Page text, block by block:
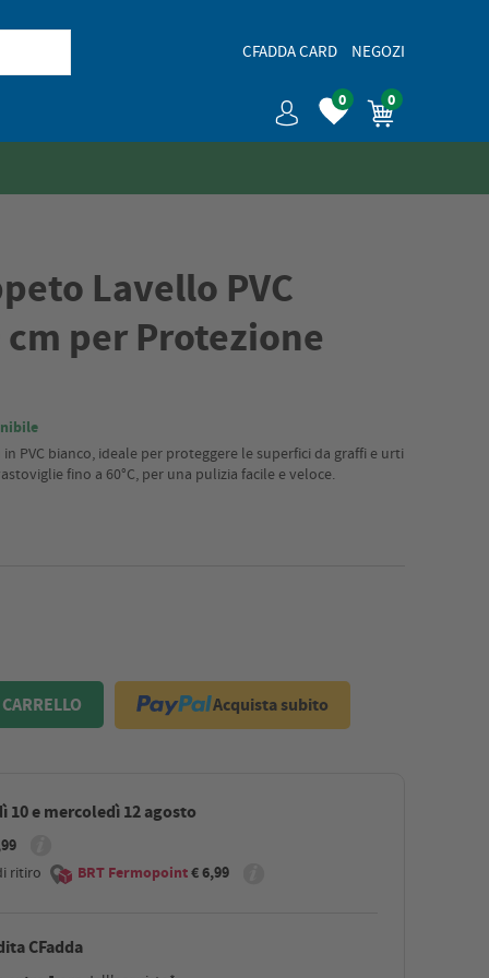
CFADDA CARD NEGOZI
0 0
Lavello PVC
per Protezione
PVC bianco, ideale per proteggere le superfici da graffi e urti
fino a 60°C, per una pulizia facile e veloce.
Acquista subito
10 e mercoledì 12 agosto
ritiro BRT Fermopoint€ 6,99
CFadda